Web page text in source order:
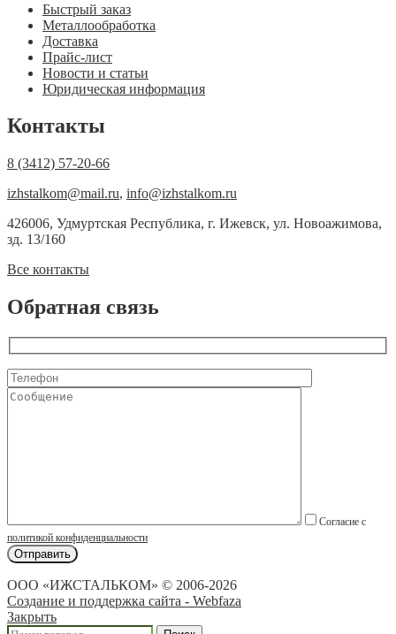
Быстрый заказ
Металлообработка
Доставка
Прайс-лист
Новости и статьи
Юридическая информация
Контакты
8 (3412) 57-20-66
izhstalkom@mail.ru, info@izhstalkom.ru
426006, Удмуртская Республика, г. Ижевск, ул. Новоажимова,
зд. 13/160
Все контакты
Обратная связь
Согласие с
политикой конфиденциальности
ООО «ИЖСТАЛЬКОМ» © 2006-2026
Создание и поддержка сайта - Webfaza
Закрыть